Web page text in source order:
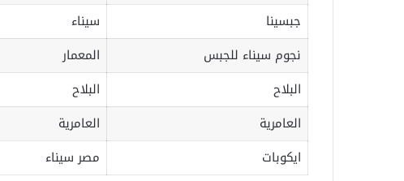
جبسينا
سيناء
نجوم سيناء للجبس
المعمار
البلاح
البلاح
العامرية
العامرية
ايكوبات
مصر سيناء